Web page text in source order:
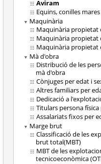
Aviram
Equins, conilles
Maquinària
Maquinària propietat
Maquinària propietat
Maquinària propietat
Mà d'obra
Distribució de les
mà d'obra
Cònjuges per edat i
Altres familiars per
Dedicació a
Titulars persona
Assalariats fixos per
Marge brut
Classificació de les
brut total(MBT)
MBT de les
tecnicoeconòmica